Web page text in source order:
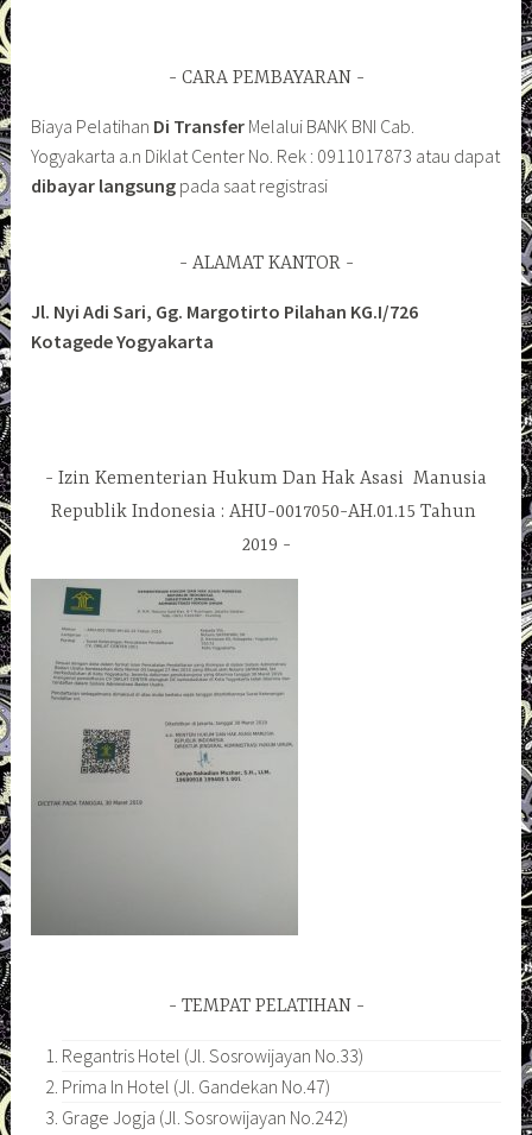
CARA PEMBAYARAN
Biaya Pelatihan Di Transfer Melalui BANK BNI Cab.
Yogyakarta a.n Diklat Center No. Rek : 0911017873 atau dapat
dibayar langsung pada saat registrasi
ALAMAT KANTOR
Jl. Nyi Adi Sari, Gg. Margotirto Pilahan KG.I/726
Kotagede Yogyakarta
Izin Kementerian Hukum Dan Hak Asasi Manusia
Republik Indonesia : AHU-0017050-AH.01.15 Tahun
2019
TEMPAT PELATIHAN
Regantris Hotel (Jl. Sosrowijayan No.33)
Prima In Hotel (Jl. Gandekan No.47)
Grage Jogja (Jl. Sosrowijayan No.242)